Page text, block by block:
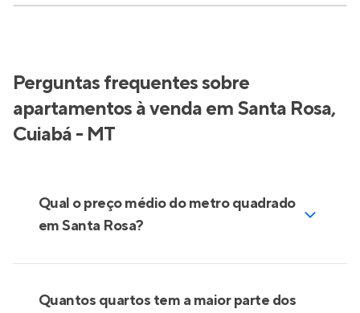
Perguntas frequentes sobre
apartamentos à venda em Santa Rosa,
Cuiabá - MT
Qual o preço médio do metro quadrado
em Santa Rosa?
Quantos quartos tem a maior parte dos